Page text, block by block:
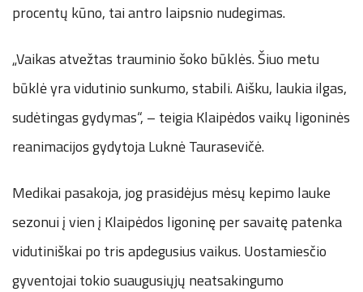
procentų kūno, tai antro laipsnio nudegimas.
„Vaikas atvežtas trauminio šoko būklės. Šiuo metu
būklė yra vidutinio sunkumo, stabili. Aišku, laukia ilgas,
sudėtingas gydymas“, – teigia Klaipėdos vaikų ligoninės
reanimacijos gydytoja Luknė Taurasevičė.
Medikai pasakoja, jog prasidėjus mėsų kepimo lauke
sezonui į vien į Klaipėdos ligoninę per savaitę patenka
vidutiniškai po tris apdegusius vaikus. Uostamiesčio
gyventojai tokio suaugusiųjų neatsakingumo